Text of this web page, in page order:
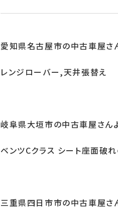
愛知県名古屋市の中古車屋さ
レンジローバー,天井張替え
岐阜県大垣市の中古車屋さんよ
ベンツCクラス シート座面破
三重県四日市市の中古車屋さ